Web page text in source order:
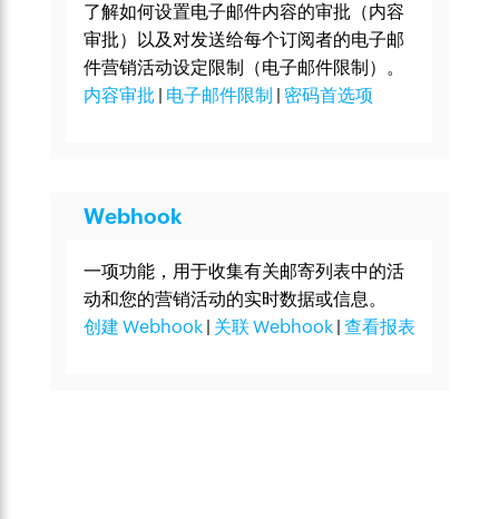
了解如何设置电子邮件内容的审批（内容
审批）以及对发送给每个订阅者的电子邮
件营销活动设定限制（电子邮件限制）。
内容审批| 电子邮件限制 | 密码首选项
Webhook
一项功能，用于收集有关邮寄列表中的活
动和您的营销活动的实时数据或信息。
创建 Webhook| 关联 Webhook| 查看报表